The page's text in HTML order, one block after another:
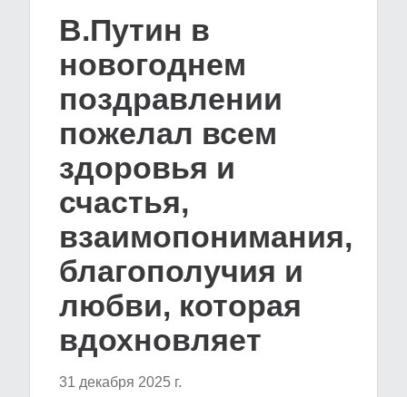
В.Путин в
новогоднем
поздравлении
пожелал всем
здоровья и
счастья,
взаимопонимания,
благополучия и
любви, которая
вдохновляет
31 декабря 2025 г.